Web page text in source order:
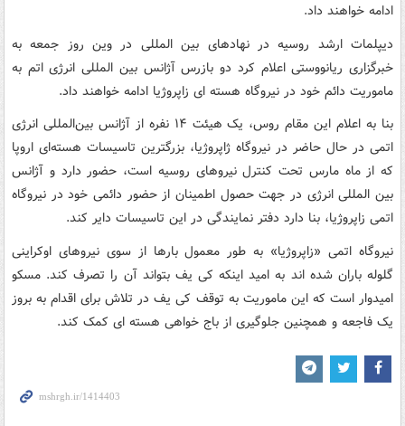
ادامه خواهند داد.
دیپلمات ارشد روسیه در نهادهای بین المللی در وین روز جمعه به
خبرگزاری ریانووستی اعلام کرد دو بازرس آژانس بین المللی انرژی اتم به
ماموریت دائم خود در نیروگاه هسته ای زاپروژیا ادامه خواهند داد.
بنا به اعلام این مقام روس، یک هیئت ۱۴ نفره از آژانس بین‌المللی انرژی
اتمی در حال حاضر در نیروگاه ژاپروژیا، بزرگترین تاسیسات هسته‌ای اروپا
که از ماه مارس تحت کنترل نیروهای روسیه است، حضور دارد و آژانس
بین المللی انرژی در جهت حصول اطمینان از حضور دائمی خود در نیروگاه
اتمی زاپروژیا، بنا دارد دفتر نمایندگی در این تاسیسات دایر کند.
نیروگاه اتمی «زاپروژیا» به طور معمول بارها از سوی نیروهای اوکراینی
گلوله باران شده اند به امید اینکه کی یف بتواند آن را تصرف کند. مسکو
امیدوار است که این ماموریت به توقف کی یف در تلاش برای اقدام به بروز
یک فاجعه و همچنین جلوگیری از باج خواهی هسته ای کمک کند.